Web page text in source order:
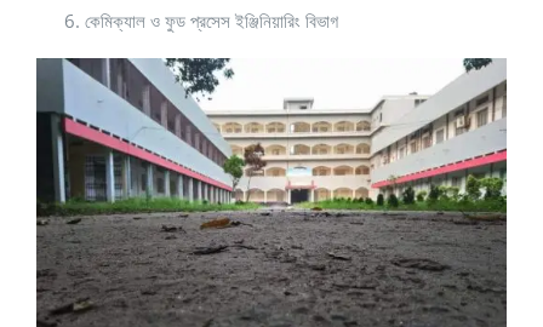
কেমিক্যাল ও ফুড প্রসেস ইঞ্জিনিয়ারিং বিভাগ